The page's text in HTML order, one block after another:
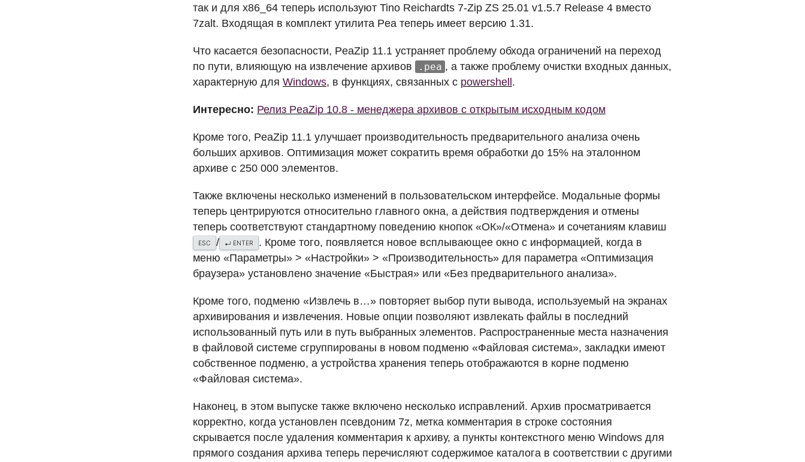
так и для x86_64 теперь используют Tino Reichardts 7-Zip ZS 25.01 v1.5.7 Release 4 вместо
7zalt. Входящая в комплект утилита Pea теперь имеет версию 1.31.
Что касается безопасности, PeaZip 11.1 устраняет проблему обхода ограничений на переход
по пути, влияющую на извлечение архивов
.pea , а также проблему очистки входных данных,
характерную для Windows, в функциях, связанных с powershell .
Интересно: Релиз PeaZip 10.8 - менеджера архивов с открытым исходным кодом
Кроме того, PeaZip 11.1 улучшает производительность предварительного анализа очень
больших архивов. Оптимизация может сократить время обработки до 15% на эталонном
архиве с 250 000 элементов.
Также включены несколько изменений в пользовательском интерфейсе. Модальные формы
теперь центрируются относительно главного окна, а действия подтверждения и отмены
теперь соответствуют стандартному поведению кнопок «ОК»/«Отмена» и сочетаниям клавиш
ESC / ↵ ENTER
. Кроме того, появляется новое всплывающее окно с информацией, когда в
меню «Параметры» > «Настройки» > «Производительность» для параметра «Оптимизация
браузера» установлено значение «Быстрая» или «Без предварительного анализа».
Кроме того, подменю «Извлечь в…» повторяет выбор пути вывода, используемый на экранах
архивирования и извлечения. Новые опции позволяют извлекать файлы в последний
использованный путь или в путь выбранных элементов. Распространенные места назначения
в файловой системе сгруппированы в новом подменю «Файловая система», закладки имеют
собственное подменю, а устройства хранения теперь отображаются в корне подменю
«Файловая система».
Наконец, в этом выпуске также включено несколько исправлений. Архив просматривается
корректно, когда установлен псевдоним 7z, метка комментария в строке состояния
скрывается после удаления комментария к архиву, а пункты контекстного меню Windows для
прямого создания архива теперь перечисляют содержимое каталога в соответствии с другими